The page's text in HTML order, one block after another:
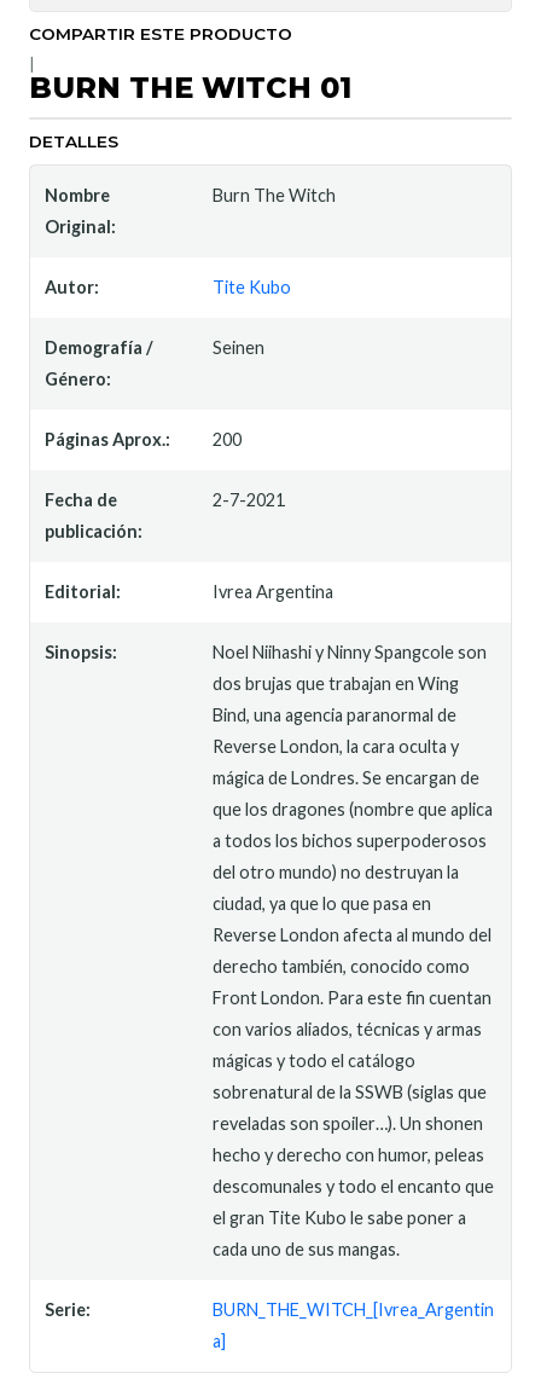
COMPARTIR ESTE PRODUCTO
BURN THE WITCH 01
DETALLES
Nombre
Original:
Burn The Witch
Autor: Tite Kubo
Demografía /
Género:
Seinen
Páginas Aprox.: 200
Fecha de
publicación:
2-7-2021
Editorial: Ivrea Argentina
Sinopsis:
Noel Niihashi y Ninny Spangcole son
dos brujas que trabajan en Wing
Bind, una agencia paranormal de
Reverse London, la cara oculta y
mágica de Londres. Se encargan de
que los dragones (nombre que aplica
a todos los bichos superpoderosos
del otro mundo) no destruyan la
ciudad, ya que lo que pasa en
Reverse London afecta al mundo del
derecho también, conocido como
Front London. Para este fin cuentan
con varios aliados, técnicas y armas
mágicas y todo el catálogo
sobrenatural de la SSWB (siglas que
reveladas son spoiler…). Un shonen
hecho y derecho con humor, peleas
descomunales y todo el encanto que
el gran Tite Kubo le sabe poner a
cada uno de sus mangas.
Serie:
BURN_THE_WITCH_[Ivrea_Argentin
a]